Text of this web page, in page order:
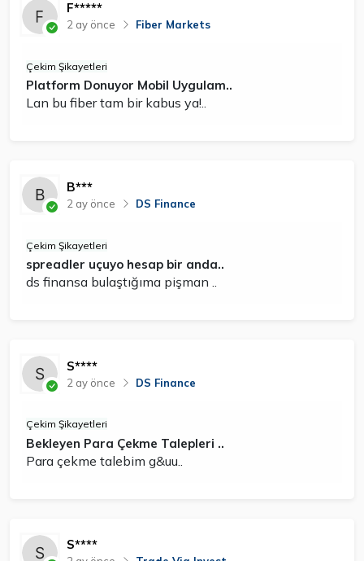
F*****
2 ay önce Fiber Markets
Çekim Şikayetleri
Platform Donuyor Mobil Uygulam..
Lan bu fiber tam bir kabus ya!..
B***
2 ay önce DS Finance
Çekim Şikayetleri
spreadler uçuyo hesap bir anda..
ds finansa bulaştığıma pişman ..
S****
2 ay önce DS Finance
Çekim Şikayetleri
Bekleyen Para Çekme Talepleri ..
Para çekme talebim g&uu..
S****